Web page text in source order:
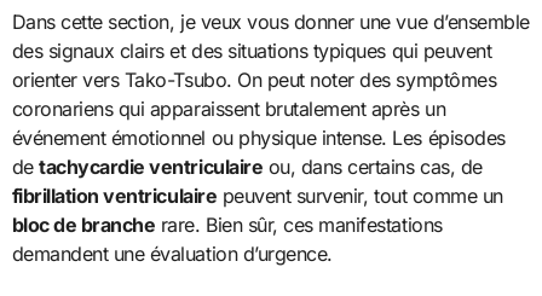
Dans cette section, je veux vous donner une vue d’ensemble
des signaux clairs et des situations typiques qui peuvent
orienter vers Tako-Tsubo. On peut noter des symptômes
coronariens qui apparaissent brutalement après un
événement émotionnel ou physique intense. Les épisodes
detachycardie ventriculaire ou, dans certains cas, de
fibrillation ventriculaire peuvent survenir, tout comme un
bloc de branche rare. Bien sûr, ces manifestations
demandent une évaluation d’urgence.